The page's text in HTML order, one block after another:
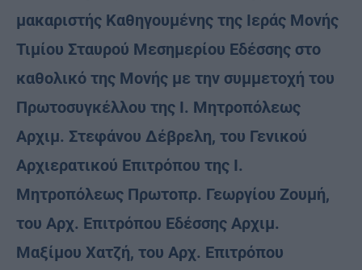
μακαριστής Καθηγουμένης της Ιεράς Μονής
Τιμίου Σταυρού Μεσημερίου Εδέσσης στο
καθολικό της Μονής με την συμμετοχή του
Πρωτοσυγκέλλου της Ι. Μητροπόλεως
Αρχιμ. Στεφάνου Δέβρελη, του Γενικού
Αρχιερατικού Επιτρόπου της Ι.
Μητροπόλεως Πρωτοπρ. Γεωργίου Ζουμή,
του Αρχ. Επιτρόπου Εδέσσης Αρχιμ.
Μαξίμου Χατζή, του Αρχ. Επιτρόπου